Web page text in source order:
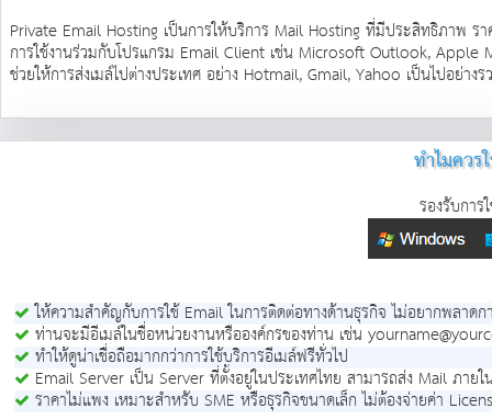
Private Email Hosting เป็นการให้บริการ Mail Hosting ที่มีประสิทธิภาพ ร
การใช้งานร่วมกับโปรแกรม Email Client เช่น Microsoft Outlook,
ช่วยให้การส่งเมล์ไปต่างประเทศ อย่าง Hotmail, Gmail, Yahoo เป็นไปอย่างร
ทำไมคว
รองรับกา
ให้ความสำคัญกับการใช้ Email ในการติดต่อทางด้านธุรกิจ ไม่อยากพลาดก
ท่านจะมีอีเมล์ในชื่อหน่วยงานหรือองค์กรของท่าน เช่น
ทำให้ดูน่าเชื่อถือมากกว่าการใช้บริการอีเมล์ฟรีทั่วไป
Email Server เป็น Server ที่ตั้งอยู่ในประเทศไทย สามารถส่ง Mail ภาย
ราคาไม่แพง เหมาะสำหรับ SME หรือธุรกิจขนาดเล็ก ไม่ต้องจ่ายค่า